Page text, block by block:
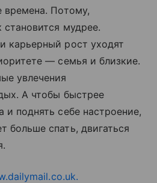
времена. Потому,
становится мудрее.
карьерный рост уходят
— семья и близкие.
увлечения
А чтобы быстрее
и поднять себе настроение,
больше спать, двигаться